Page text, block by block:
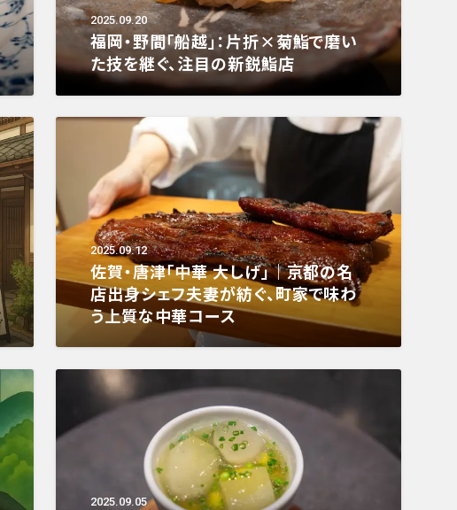
2025.09.20
福岡・野間「船越」：片折×菊鮨で磨い
た技を継ぐ、注目の新鋭鮨店
2025.09.12
佐賀・唐津「中華 大しげ」｜京都の名
店出身シェフ夫妻が紡ぐ、町家で味わ
う上質な中華コース
2025.09.05